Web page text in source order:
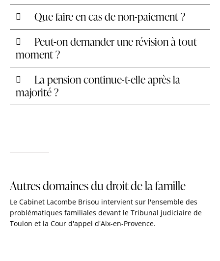
Que faire en cas de non-paiement ?
Peut-on demander une révision à tout
moment ?
La pension continue-t-elle après la
majorité ?
Autres domaines du droit de la famille
Le Cabinet Lacombe Brisou intervient sur l'ensemble des
problématiques familiales devant le Tribunal judiciaire de
Toulon et la Cour d'appel d'Aix-en-Provence.